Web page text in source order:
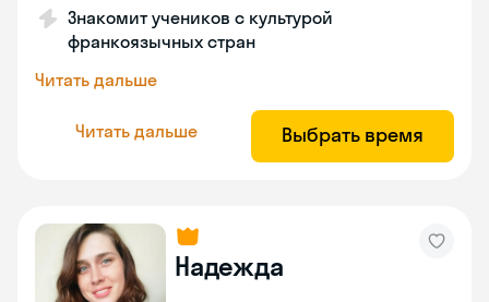
Знакомит учеников с культурой
франкоязычных стран
Читать дальше
Читать дальше Выбрать время
Надежда